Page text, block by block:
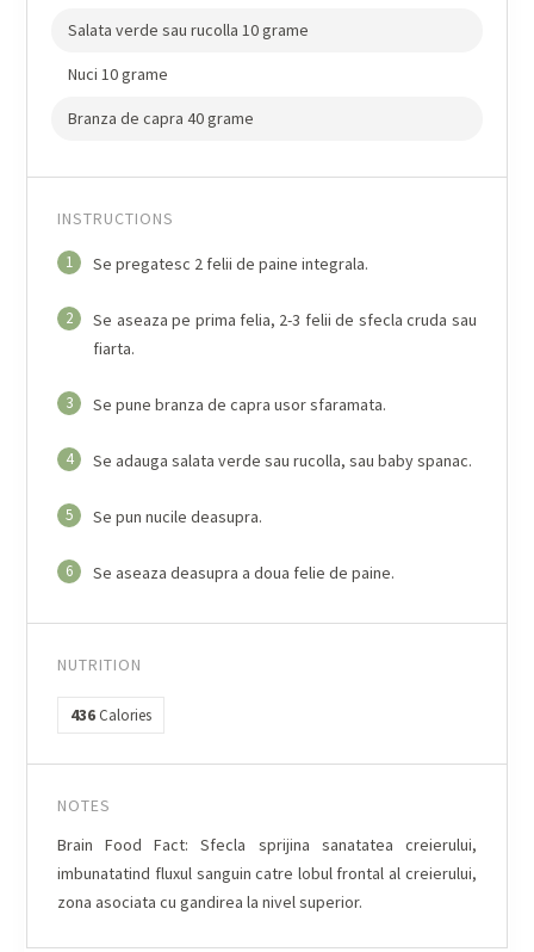
Salata verde sau rucolla 10 grame
Nuci 10 grame
Branza de capra 40 grame
INSTRUCTIONS
1 Se pregatesc 2 felii de paine integrala.
2
Se aseaza pe prima felia, 2-3 felii de sfecla cruda sau
fiarta.
3 Se pune branza de capra usor sfaramata.
4 Se adauga salata verde sau rucolla, sau baby spanac.
5 Se pun nucile deasupra.
6 Se aseaza deasupra a doua felie de paine.
NUTRITION
436 Calories
NOTES
Brain Food Fact: Sfecla sprijina sanatatea creierului,
imbunatatind fluxul sanguin catre lobul frontal al creierului,
zona asociata cu gandirea la nivel superior.